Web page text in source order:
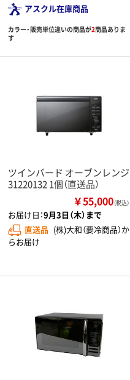
アスクル在庫商品
カラー・販売単位違いの商品が2商品ありま
す
ツインバード オーブンレンジ
31220132 1個（直送品）
￥55,000（税込）
お届け日：9月3日（木）まで
直送品 (株)大和（要冷商品）か
らお届け